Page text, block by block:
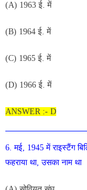
(A) 1963 ई. में
(B) 1964 ई. में
(C) 1965 ई. में
(D) 1966 ई. में
ANSWER :- D
6. मई, 1945 में राइस्टैंग
फहराया था, उसका नाम था